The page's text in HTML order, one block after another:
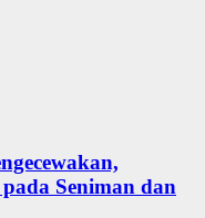
Seniman dan